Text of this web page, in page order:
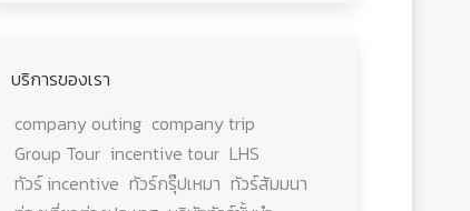
บริการของเรา
company outing company trip
Group Tour incentive tour LHS
ทัวร์ incentive ทัวร์กรุ๊ปเหมา ทัวร์สัมมนา